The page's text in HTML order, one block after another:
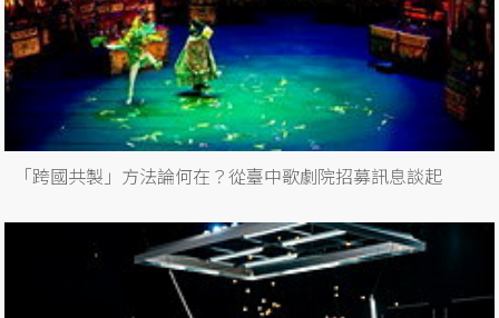
「跨國共製」方法論何在？從臺中歌劇院招募訊息談起